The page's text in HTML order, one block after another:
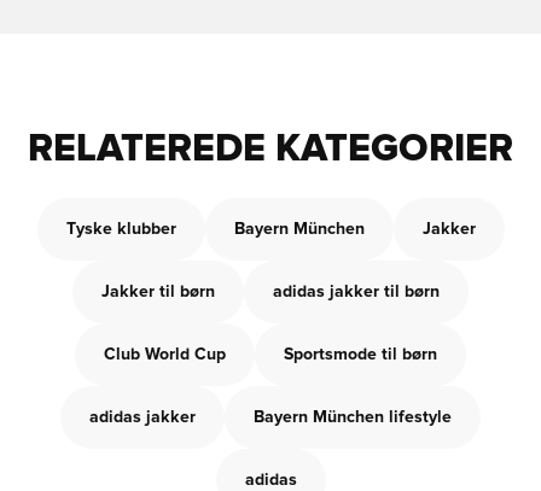
RELATEREDE KATEGORIER
Tyske klubber Bayern München Jakker
Jakker til børn adidas jakker til børn
Club World Cup Sportsmode til børn
adidas jakker Bayern München lifestyle
adidas